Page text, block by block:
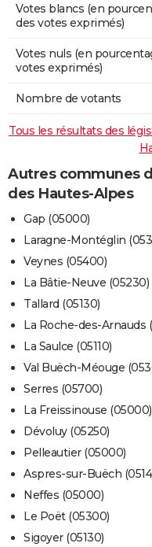
Votes blancs (en
des votes exprimés)
Votes nuls (en
votes exprimés)
Nombre de votants
Tous les résultats des
Autres communes
des Hautes-Alpes
Gap (05000)
Laragne-Montéglin
Veynes (05400)
La Bâtie-Neuve (05230)
Tallard (05130)
La Roche-des-Arnauds
La Saulce (05110)
Val Buëch-Méouge
Serres (05700)
La Freissinouse (05000)
Dévoluy (05250)
Pelleautier (05000)
Aspres-sur-Buëch
Neffes (05000)
Le Poët (05300)
Sigoyer (05130)